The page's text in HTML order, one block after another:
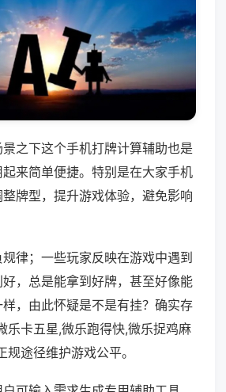
之下这个手机打牌计算辅助也是
来简单便捷。特别是在大家手机
牌型，提升游戏体验，避免影响
律；一些玩家反映在游戏中遇到
，总是能拿到好牌，甚至好像能
，由此怀疑是不是有挂？确实存
乐卡五星,微乐跑得快,微乐捉鸡麻
途径维护游戏公平。